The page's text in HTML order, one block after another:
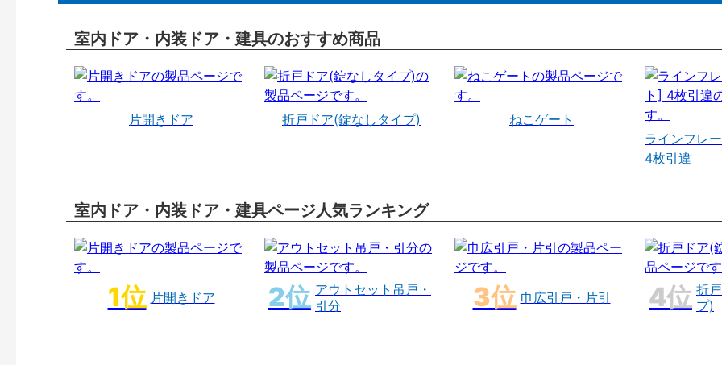
室内ドア・内装ドア・建具のおすすめ商品
片開きドア 折戸ドア(錠なしタイプ)
ねこゲート
ラインフレ
4枚引違
室内ドア・内装ドア・建具ページ人気ランキング
片開きドア
アウトセット吊戸・
引分
巾広引戸・片引
折
プ)